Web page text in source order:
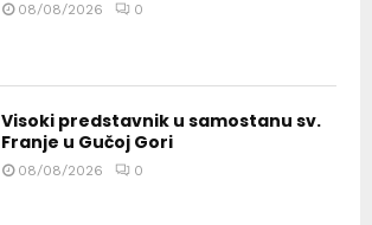
08/08/2026 0
Visoki predstavnik u samostanu sv.
Franje u Gučoj Gori
08/08/2026 0